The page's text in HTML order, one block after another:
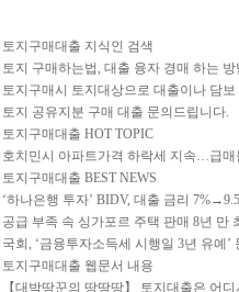
토지구매대출 지식인 검색
토지 구매하는법, 대출 융자 경매 하는 방
토지구매시 토지대상으로 대출이나 담
토지 공유지분 구매 대출 문의드립니다.
토지구매대출 HOT TOPIC
호치민시 아파트가격 하락세 지속…급매
토지구매대출 BEST NEWS
‘하나은행 투자’ BIDV, 대출 금리
공급 부족 속 싱가포르 주택 판매 8년 만
국회, ‘금융투자소득세 시행일 3년 유예’
토지구매대출 웹문서 내용
【대박땅꾼의 땅땅땅】 토지대출은 어